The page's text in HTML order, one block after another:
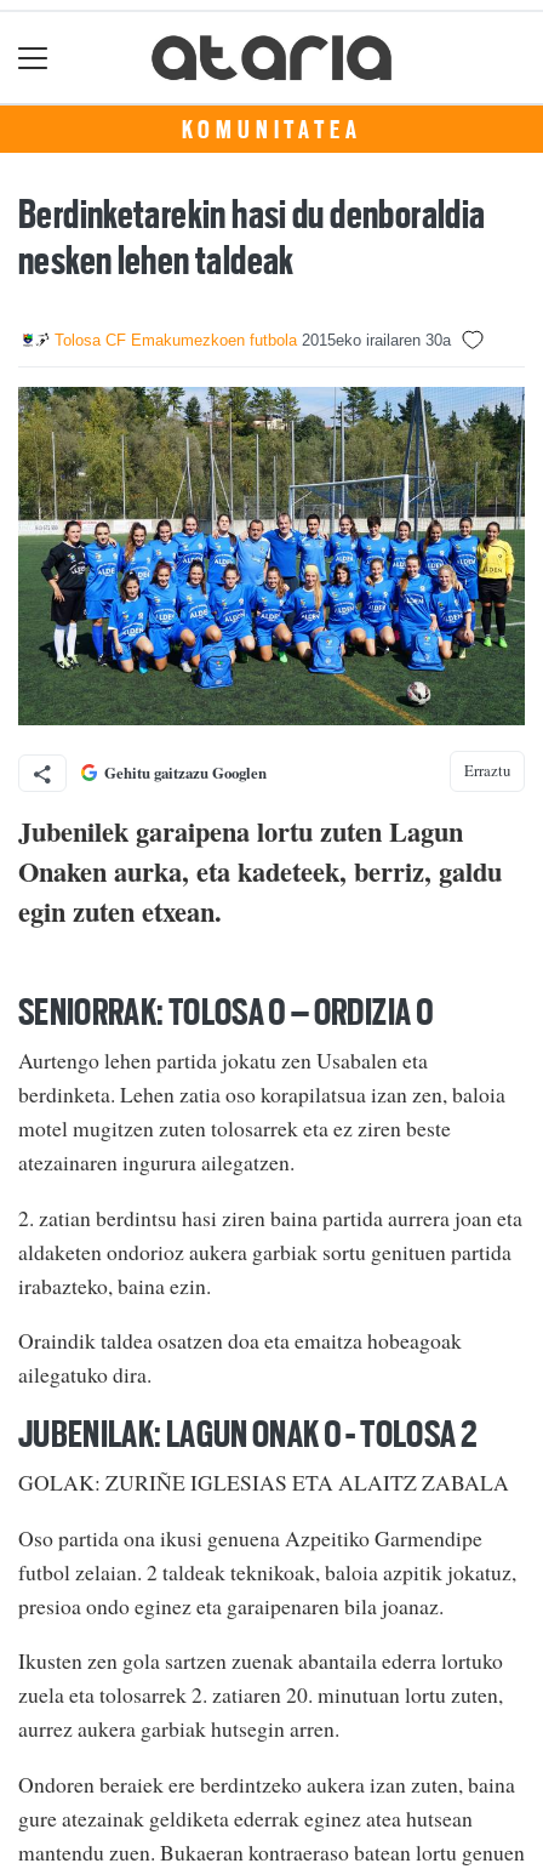
KOMUNITATEA
Berdinketarekin hasi du denboraldia
nesken lehen taldeak
Tolosa CF Emakumezkoen futbola 2015eko irailaren 30a
Gehitu gaitzazu Googlen Erraztu
Jubenilek garaipena lortu zuten Lagun
Onaken aurka, eta kadeteek, berriz, galdu
egin zuten etxean.
SENIORRAK: TOLOSA 0 – ORDIZIA 0
Aurtengo lehen partida jokatu zen Usabalen eta
berdinketa. Lehen zatia oso korapilatsua izan zen, baloia
motel mugitzen zuten tolosarrek eta ez ziren beste
atezainaren ingurura ailegatzen.
2. zatian berdintsu hasi ziren baina partida aurrera joan eta
aldaketen ondorioz aukera garbiak sortu genituen partida
irabazteko, baina ezin.
Oraindik taldea osatzen doa eta emaitza hobeagoak
ailegatuko dira.
JUBENILAK: LAGUN ONAK 0 - TOLOSA 2
GOLAK: ZURIÑE IGLESIAS ETA ALAITZ ZABALA
Oso partida ona ikusi genuena Azpeitiko Garmendipe
futbol zelaian. 2 taldeak teknikoak, baloia azpitik jokatuz,
presioa ondo eginez eta garaipenaren bila joanaz.
Ikusten zen gola sartzen zuenak abantaila ederra lortuko
zuela eta tolosarrek 2. zatiaren 20. minutuan lortu zuten,
aurrez aukera garbiak hutsegin arren.
Ondoren beraiek ere berdintzeko aukera izan zuten, baina
gure atezainak geldiketa ederrak eginez atea hutsean
mantendu zuen. Bukaeran kontraeraso batean lortu genuen